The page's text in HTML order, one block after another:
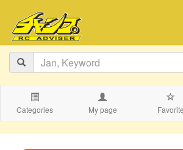
Categories My page Favorite